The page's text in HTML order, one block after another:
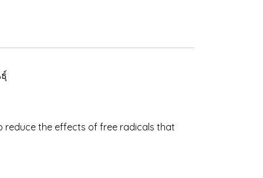
reduce the effects of free radicals that